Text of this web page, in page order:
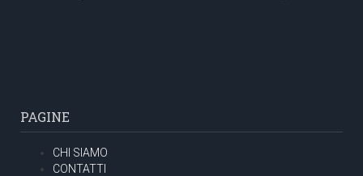
PAGINE
CHI SIAMO
CONTATTI